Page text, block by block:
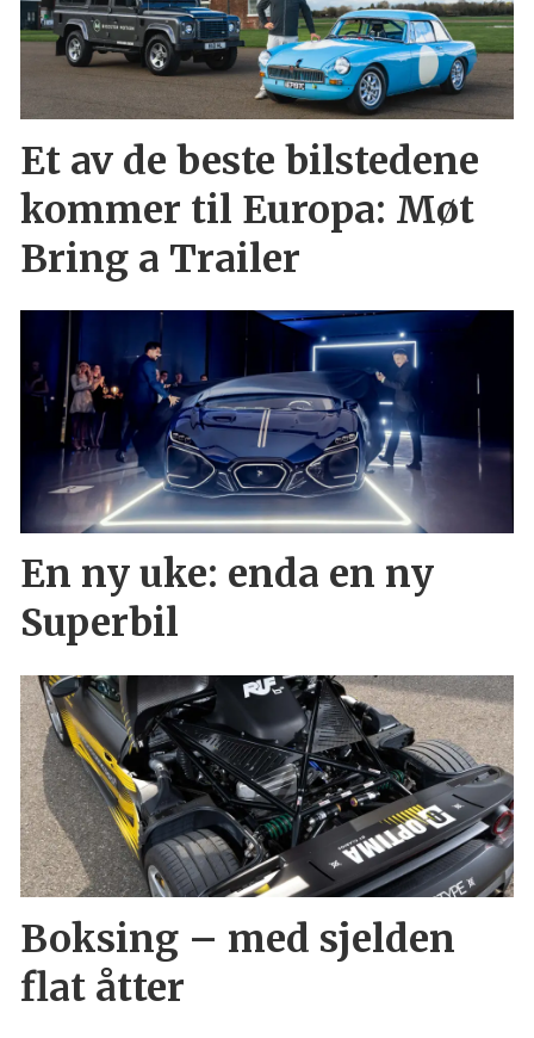
Et av de beste bilstedene
kommer til Europa: Møt
Bring a Trailer
En ny uke: enda en ny
Superbil
Boksing – med sjelden
flat åtter